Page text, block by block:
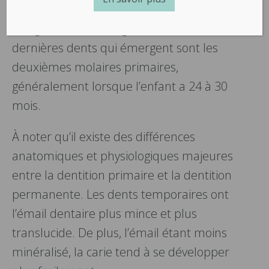
inférieures sont les premières à émerger
dernières dents qui émergent sont les
deuxièmes molaires primaires,
généralement lorsque l’enfant a 24 à 30
mois.
À noter qu’il existe des différences
anatomiques et physiologiques majeures
entre la dentition primaire et la dentition
permanente. Les dents temporaires ont
l’émail dentaire plus mince et plus
translucide. De plus, l’émail étant moins
minéralisé, la carie tend à se développer